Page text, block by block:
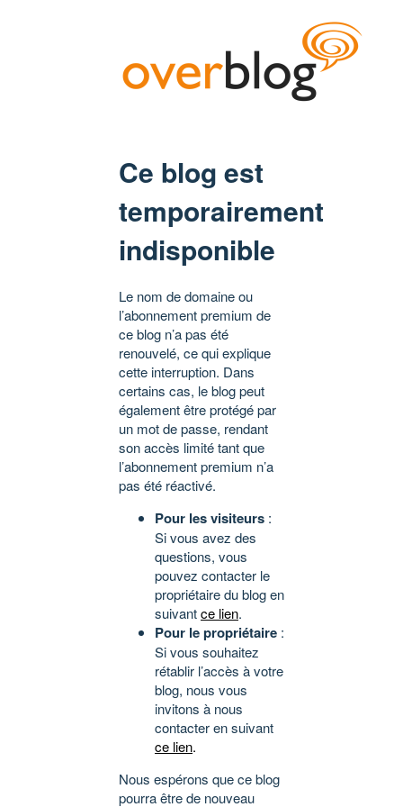
Ce blog est
temporairement
indisponible
Le nom de domaine ou
l’abonnement premium de
ce blog n’a pas été
renouvelé, ce qui explique
cette interruption. Dans
certains cas, le blog peut
également être protégé par
un mot de passe, rendant
son accès limité tant que
l’abonnement premium n’a
pas été réactivé.
Pour les visiteurs :
Si vous avez des
questions, vous
pouvez contacter le
propriétaire du blog en
suivantce lien.
Pour le propriétaire :
Si vous souhaitez
rétablir l’accès à votre
blog, nous vous
invitons à nous
contacter en suivant
ce lien.
Nous espérons que ce blog
pourra être de nouveau